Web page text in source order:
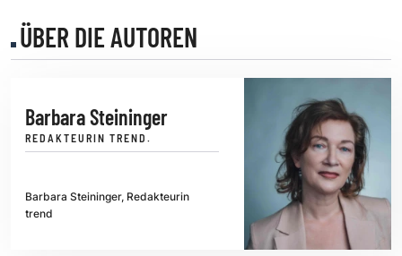
ÜBER DIE AUTOREN
Barbara Steininger
REDAKTEURIN TREND.
Barbara Steininger, Redakteurin
trend